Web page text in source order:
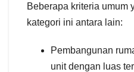
Beberapa kriteria umum
kategori ini antara lain:
Pembangunan
unit dengan luas